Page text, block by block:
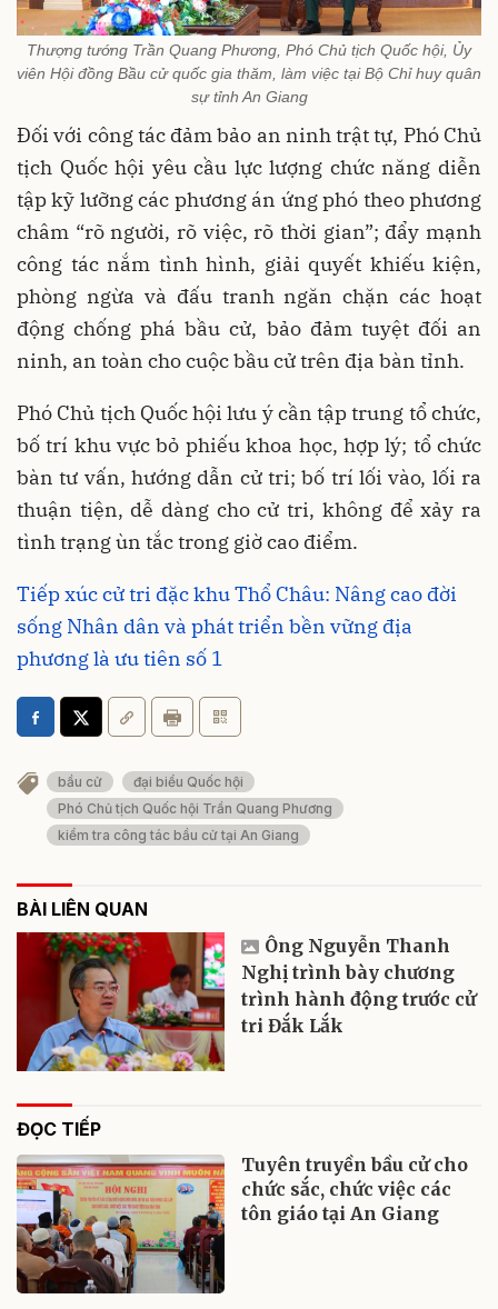
Thượng tướng Trần Quang Phương, Phó Chủ tịch Quốc hội, Ủy
viên Hội đồng Bầu cử quốc gia thăm, làm việc tại Bộ Chỉ huy quân
sự tỉnh An Giang
Đối với công tác đảm bảo an ninh trật tự, Phó Chủ
tịch Quốc hội yêu cầu lực lượng chức năng diễn
tập kỹ lưỡng các phương án ứng phó theo phương
châm “rõ người, rõ việc, rõ thời gian”; đẩy mạnh
công tác nắm tình hình, giải quyết khiếu kiện,
phòng ngừa và đấu tranh ngăn chặn các hoạt
động chống phá bầu cử, bảo đảm tuyệt đối an
ninh, an toàn cho cuộc bầu cử trên địa bàn tỉnh.
Phó Chủ tịch Quốc hội lưu ý cần tập trung tổ chức,
bố trí khu vực bỏ phiếu khoa học, hợp lý; tổ chức
bàn tư vấn, hướng dẫn cử tri; bố trí lối vào, lối ra
thuận tiện, dễ dàng cho cử tri, không để xảy ra
tình trạng ùn tắc trong giờ cao điểm.
Tiếp xúc cử tri đặc khu Thổ Châu: Nâng cao đời
sống Nhân dân và phát triển bền vững địa
phương là ưu tiên số 1
bầu cử
đại biểu Quốc hội
Phó Chủ tịch Quốc hội Trần Quang Phương
kiểm tra công tác bầu cử tại An Giang
BÀI LIÊN QUAN
Ông Nguyễn Thanh
Nghị trình bày chương
trình hành động trước cử
tri Đắk Lắk
ĐỌC TIẾP
Tuyên truyền bầu cử cho
chức sắc, chức việc các
tôn giáo tại An Giang